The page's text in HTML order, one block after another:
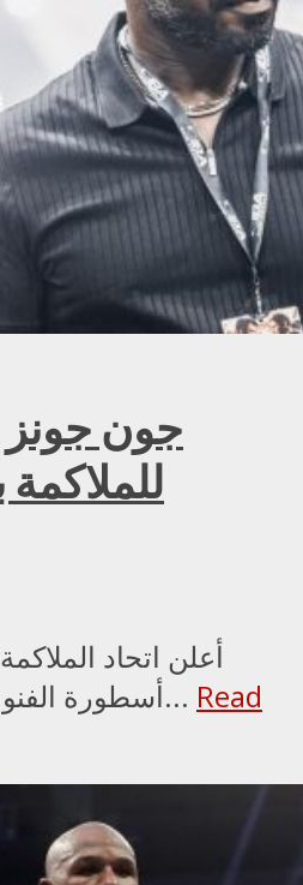
جون جونز
أعلن اتحاد
أسطورة الفنون القتالية المختلطة... Read